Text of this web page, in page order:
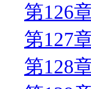
第126
第127
第128